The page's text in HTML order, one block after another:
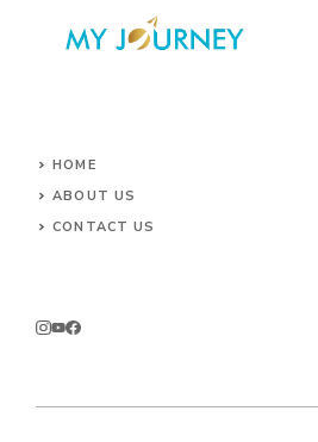
HOME
ABOUT US
CONTACT US